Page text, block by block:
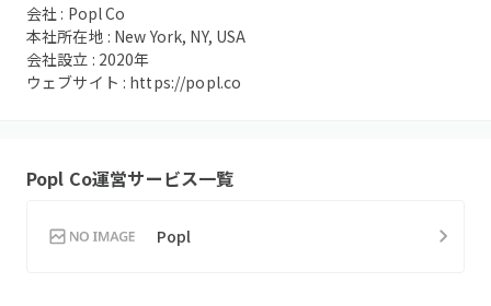
会社 : Popl Co
本社所在地 : New York, NY, USA
会社設立 : 2020年
ウェブサイト : https://popl.co
Popl Co運営サービス一覧
Popl